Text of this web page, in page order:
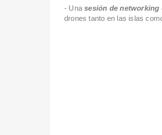
- Unasesión de networking
drones tanto en las islas